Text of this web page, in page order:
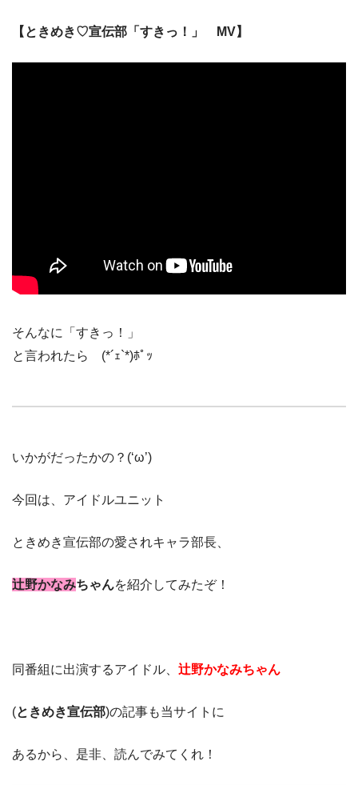
【ときめき♡宣伝部「すきっ！」 MV】
そんなに「すきっ！」
と言われたら (*´ｪ`*)ﾎﾟｯ
いかがだったかの？(‘ω’)
今回は、アイドルユニット
ときめき宣伝部の愛されキャラ部長、
辻野かなみちゃんを紹介してみたぞ！
同番組に出演するアイドル、 辻野かなみちゃん
(ときめき宣伝部)の記事も当サイトに
あるから、是非、読んでみてくれ！